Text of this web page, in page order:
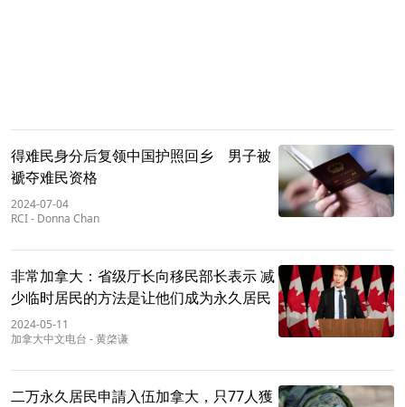
得难民身分后复领中国护照回乡 男子被
褫夺难民资格
2024-07-04
RCI- Donna Chan
非常加拿大：省级厅长向移民部长表示 减
少临时居民的方法是让他们成为永久居民
2024-05-11
加拿大中文电台 -黄棨谦
二万永久居民申請入伍加拿大，只77人獲